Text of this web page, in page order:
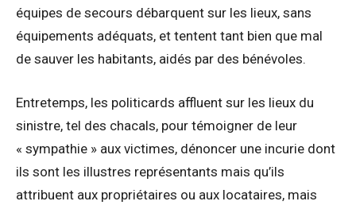
équipes de secours débarquent sur les lieux, sans
équipements adéquats, et tentent tant bien que mal
de sauver les habitants, aidés par des bénévoles.
Entretemps, les politicards affluent sur les lieux du
sinistre, tel des chacals, pour témoigner de leur
« sympathie » aux victimes, dénoncer une incurie dont
ils sont les illustres représentants mais qu’ils
attribuent aux propriétaires ou aux locataires, mais